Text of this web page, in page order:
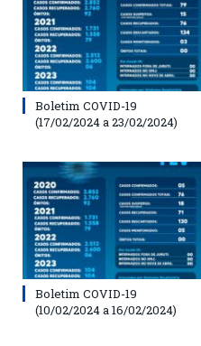
Boletim COVID-19
(17/02/2024 a 23/02/2024)
Boletim COVID-19
(10/02/2024 a 16/02/2024)